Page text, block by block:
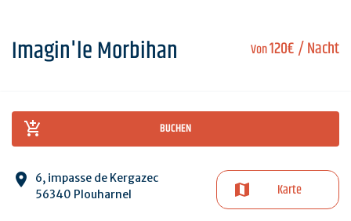
Von120€/ Nacht
Imagin'le Morbihan
BUCHEN
6, impasse de Kergazec
56340 Plouharnel
Karte